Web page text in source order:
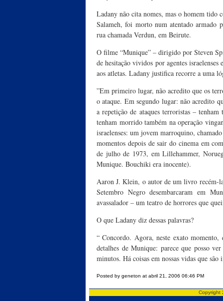
Ladany não cita nomes, mas o homem tido
Salameh, foi morto num atentado armado
rua chamada Verdun, em Beirute.
O filme “Munique” – dirigido por Steven
de hesitação vividos por agentes
aos atletas. Ladany justifica recorre a uma
”Em primeiro lugar, não acredito que os
o ataque. Em segundo lugar: não acredito
a repetição de ataques terroristas –
tenham morrido também na operação
israelenses: um jovem marroquino,
momentos depois de sair do cinema em
de julho de 1973, em Lillehammer,
Munique. Bouchiki era inocente).
Aaron J. Klein, o autor de um livro recém-
Setembro Negro desembarcaram em
avassalador – um teatro de horrores que
O que Ladany diz dessas palavras?
“ Concordo. Agora, neste exato
detalhes de Munique: parece que posso
minutos. Há coisas em nossas vidas que são
Posted by geneton at abril 21, 2006 06:46 PM